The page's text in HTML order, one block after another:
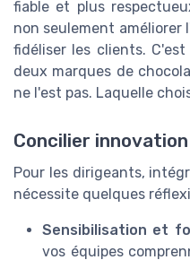
fiable et plus
non seulement améliorer
fidéliser les clients.
deux marques de
ne l'est pas. Laquelle
Concilier
Pour les dirigeants,
nécessite quelques
Sensibilisation et
vos équipes